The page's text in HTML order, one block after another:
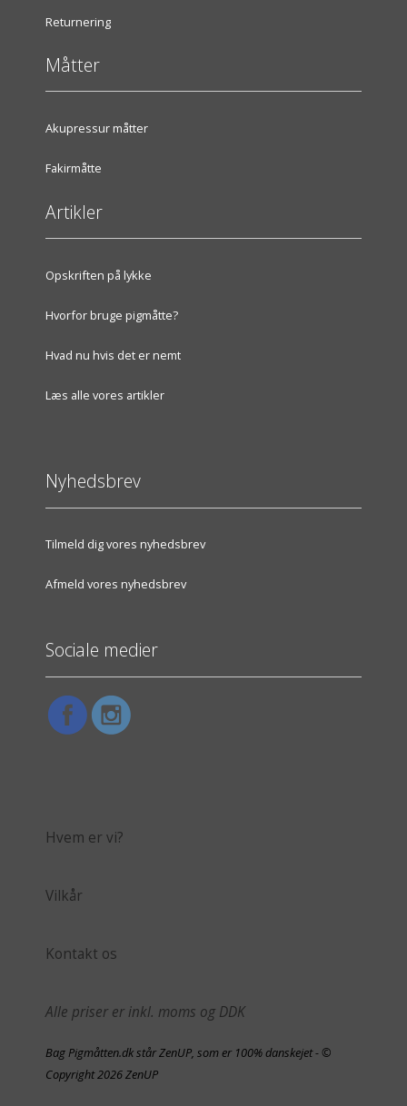
Returnering
Måtter
Akupressur måtter
Fakirmåtte
Artikler
Opskriften på lykke
Hvorfor bruge pigmåtte?
Hvad nu hvis det er nemt
Læs alle vores artikler
Nyhedsbrev
Tilmeld dig vores nyhedsbrev
Afmeld vores nyhedsbrev
Sociale medier
Hvem er vi?
Vilkår
Kontakt os
Alle priser er inkl. moms og DDK
Bag Pigmåtten.dk står ZenUP, som er 100% danskejet - ©
Copyright 2026 ZenUP